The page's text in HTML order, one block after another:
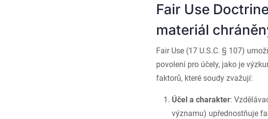
Fair Use
materiál
Fair Use (17 U.S.C. § 107)
povolení pro účely, jako je
faktorů, které soudy zvažují:
Účel a charakter:
významu) upřednostňuje